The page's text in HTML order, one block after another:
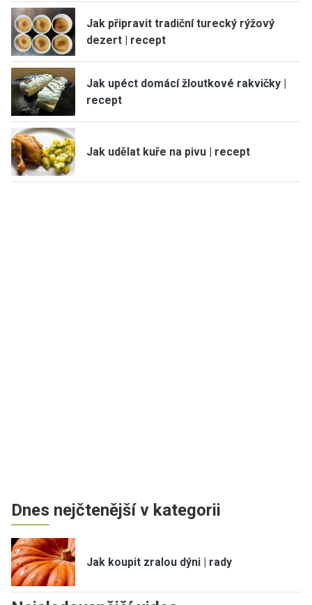
Jak připravit tradiční turecký rýžový
dezert | recept
Jak upéct domácí žloutkové rakvičky |
recept
Jak udělat kuře na pivu | recept
Dnes nejčtenější v kategorii
Jak koupit zralou dýni | rady